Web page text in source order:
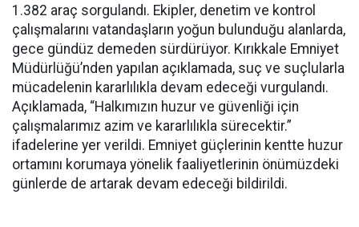
1.382 araç sorgulandı. Ekipler, denetim ve kontrol
çalışmalarını vatandaşların yoğun bulunduğu alanlarda,
gece gündüz demeden sürdürüyor. Kırıkkale Emniyet
Müdürlüğü’nden yapılan açıklamada, suç ve suçlularla
mücadelenin kararlılıkla devam edeceği vurgulandı.
Açıklamada, “Halkımızın huzur ve güvenliği için
çalışmalarımız azim ve kararlılıkla sürecektir.”
ifadelerine yer verildi. Emniyet güçlerinin kentte huzur
ortamını korumaya yönelik faaliyetlerinin önümüzdeki
günlerde de artarak devam edeceği bildirildi.